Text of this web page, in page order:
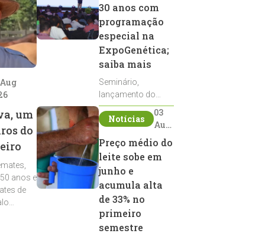
um
do
anos e
de
30 anos com
programação
especial na
ExpoGenética;
saiba mais
Seminário,
lançamento do
Sumário de Touros,
debates, podcast,
reprodutores e
homenagens
integram a
programação da
entidade durante a
ExpoGenética 2026
Notícias
03
Aug
2026
Preço médio do
leite sobe em
junho e
acumula alta
de 33% no
primeiro
semestre